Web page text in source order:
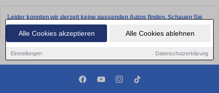
Alle Cookies akzeptieren Alle Cookies ablehnen
Einstellungen Datenschutzerklärung
Leider konnten wir derzeit keine passenden Autos finden. Schauen Sie
bald wieder vorbei!